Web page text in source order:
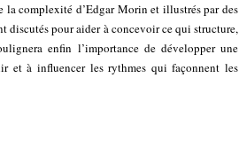
la complexité d’Edgar Morin et illustrés par des
discutés pour aider à concevoir ce qui structure,
enfin l’importance de développer une
et à influencer les rythmes qui façonnent les